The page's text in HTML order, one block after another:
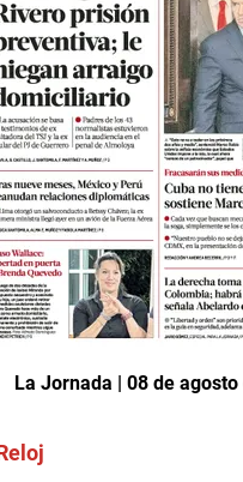
La Jornada | 08 de